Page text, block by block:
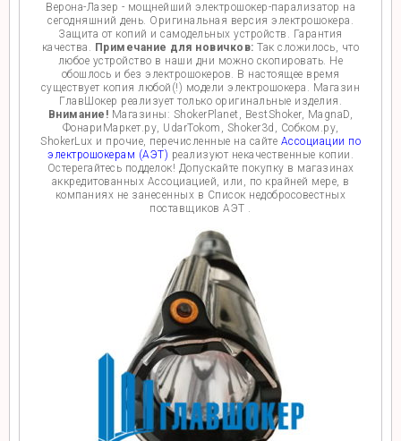
Верона-Лазер - мощнейший электрошокер-парализатор на
сегодняшний день. Оригинальная версия электрошокера.
Защита от копий и самодельных устройств. Гарантия
качества. Примечание для новичков: Так сложилось, что
любое устройство в наши дни можно скопировать. Не
обошлось и без электрошокеров. В настоящее время
существует копия любой(!) модели электрошокера. Магазин
ГлавШокер реализует только оригинальные изделия.
Внимание! Магазины: ShokerPlanet, BestShoker, MagnaD,
ФонариМаркет.ру, UdarTokom, Shoker3d, Собком.ру,
ShokerLux и прочие, перечисленные на сайте Ассоциации по
электрошокерам (АЭТ) реализуют некачественные копии.
Остерегайтесь подделок! Допускайте покупку в магазинах
аккредитованных Ассоциацией, или, по крайней мере, в
компаниях не занесенных в Список недобросовестных
поставщиков АЭТ .